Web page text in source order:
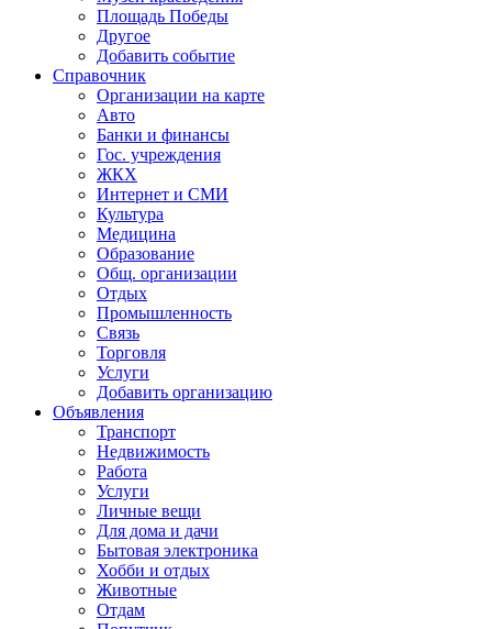
Площадь Победы
Другое
Добавить событие
Справочник
Организации на карте
Авто
Банки и финансы
Гос. учреждения
ЖКХ
Интернет и СМИ
Культура
Медицина
Образование
Общ. организации
Отдых
Промышленность
Связь
Торговля
Услуги
Добавить организацию
Объявления
Транспорт
Недвижимость
Работа
Услуги
Личные вещи
Для дома и дачи
Бытовая электроника
Хобби и отдых
Животные
Отдам